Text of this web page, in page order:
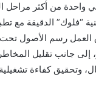
واحدة من أكثر مراحل
العمل رسم الأصول تحت
إلى جانب تقليل
وتحقيق كفاءة